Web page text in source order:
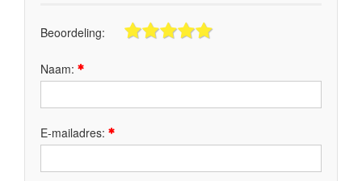
Beoordeling:
Naam:
E-mailadres: